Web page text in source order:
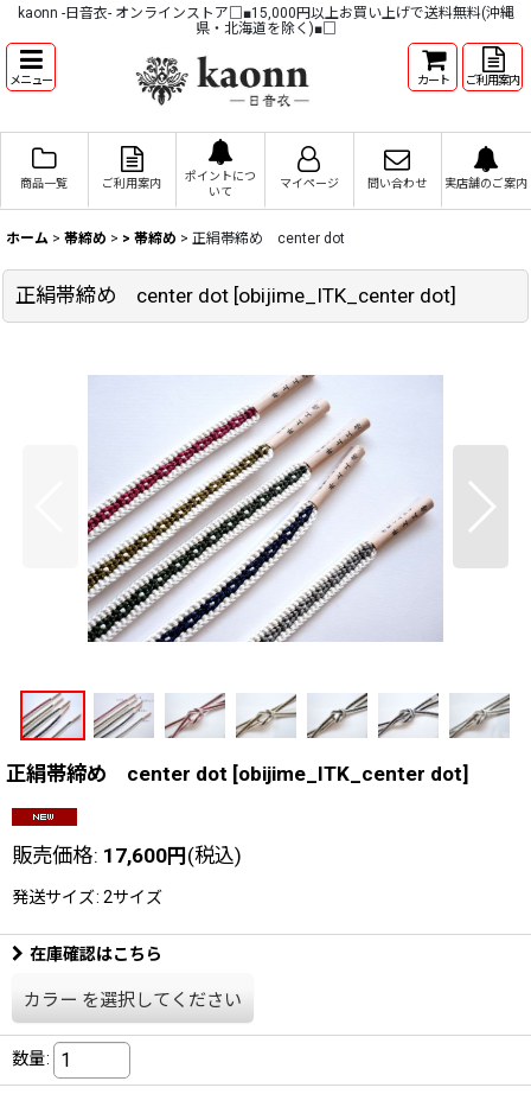
kaonn -日音衣- オンラインストア□■15,000円以上お買い上げで送料無料(沖縄
県・北海道を除く)■□
メニュー カート ご利用案内
商品一覧 ご利用案内
ポイントにつ
いて
マイページ 問い合わせ 実店舗のご案内
ホーム > 帯締め > > 帯締め > 正絹帯締め center dot
正絹帯締め center dot [obijime_ITK_center dot]
正絹帯締め center dot [obijime_ITK_center dot]
販売価格: 17,600円(税込)
発送サイズ: 2サイズ
在庫確認はこちら
カラー を選択してください
数量: